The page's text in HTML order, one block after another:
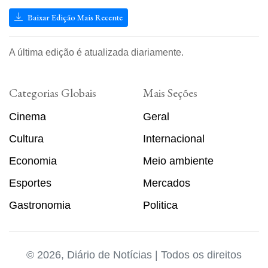
Baixar Edição Mais Recente
A última edição é atualizada diariamente.
Categorias Globais
Cinema
Cultura
Economia
Esportes
Gastronomia
Mais Seções
Geral
Internacional
Meio ambiente
Mercados
Politica
© 2026, Diário de Notícias | Todos os direitos